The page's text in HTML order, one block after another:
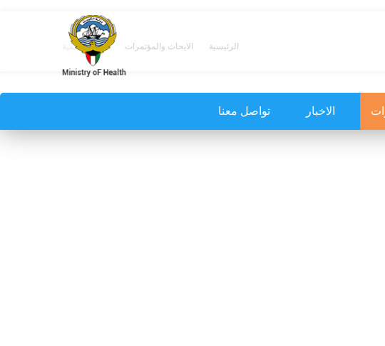
الاخبار تواصل معنا
الرئيسية الابحاث والمؤتمرات اللجنة العلمية